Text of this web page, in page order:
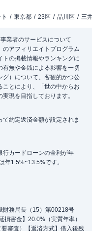
東京都 23区 品川区 三
業者のサービスについて
のアフィリエイトプログラム
の掲載情報やランキングに
有無や金銭による影響を一切
グ）について、客観的かつ公
とにより、「世の中からお
現を目指しております。
約定返済金額が設定されま
カードローンの金利が年
年1.5%~13.5%です。
財務局長（15）第00218号
損害金】20.0%（実質年率）
審査）【返済方式】借入後残